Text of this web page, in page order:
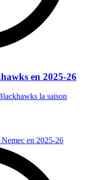
en 2025-26
la saison